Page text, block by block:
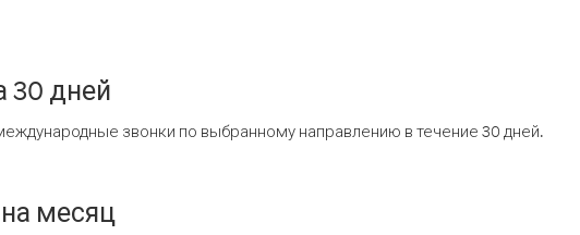
30 дней
звонки по выбранному направлению в течение 30 дней.
месяц